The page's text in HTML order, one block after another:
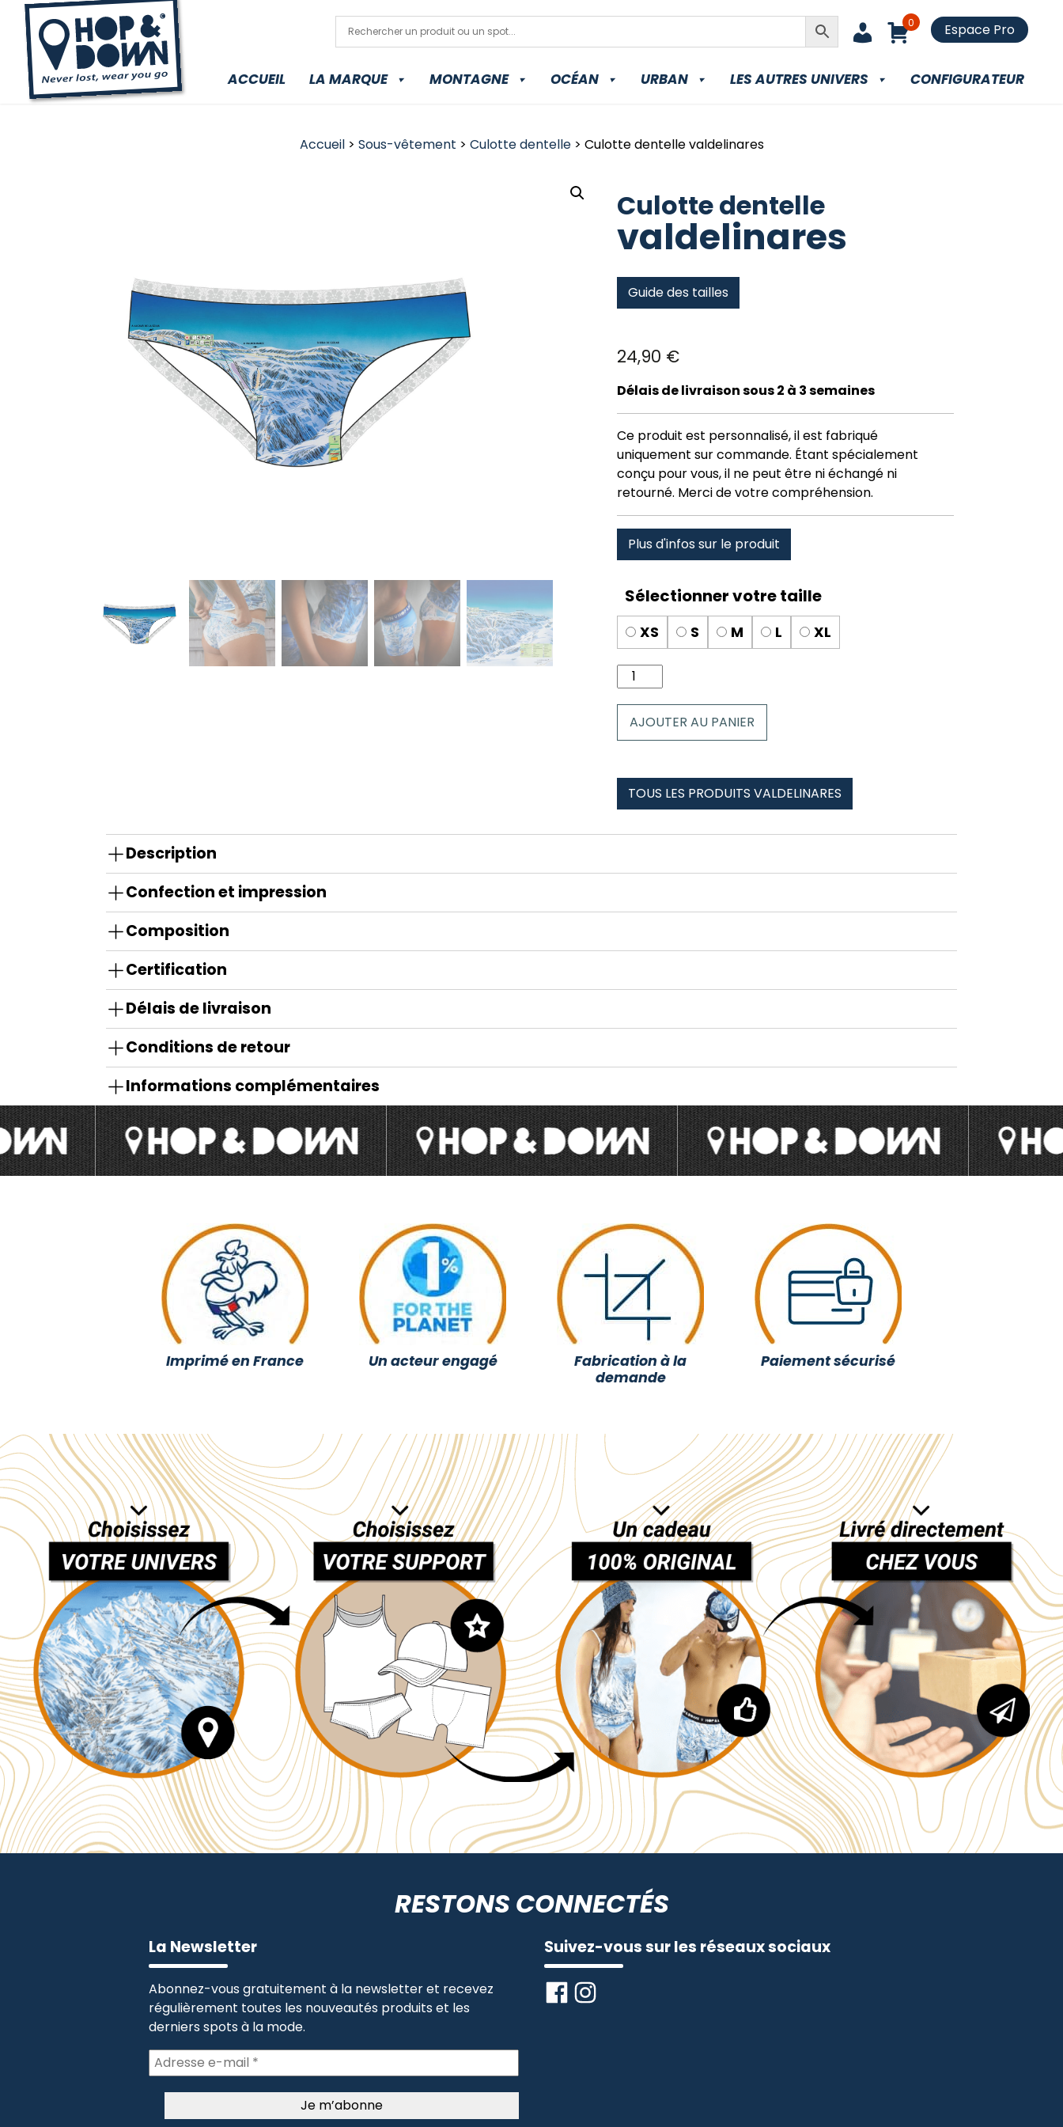
0 Espace Pro
ACCUEIL LA MARQUE MONTAGNE OCÉAN URBAN LES AUTRES UNIVERS CONFIGURATEUR
Accueil> Sous-vêtement > Culotte dentelle> Culotte dentelle valdelinares
Culotte dentelle
valdelinares
Guide des tailles
24,90 €
Délais de livraison sous 2 à 3 semaines
Ce produit est personnalisé, il est fabriqué
uniquement sur commande. Étant spécialement
conçu pour vous, il ne peut être ni échangé ni
retourné. Merci de votre compréhension.
Plus d'infos sur le produit
XS S M L XL
quantité
de
dentelle
AJOUTER AU PANIER
TOUS LES PRODUITS VALDELINARES
Description
Confection et impression
Composition
Certification
Délais de livraison
Conditions de retour
Informations complémentaires
Imprimé en France Un acteur engagé
Fabrication à la
demande
Paiement sécurisé
RESTONS CONNECTÉS
La Newsletter
Abonnez-vous gratuitement à la newsletter et recevez
régulièrement toutes les nouveautés produits et les
derniers spots à la mode.
Suivez-vous sur les réseaux sociaux